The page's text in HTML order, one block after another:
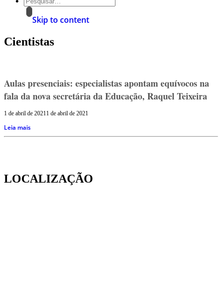
Skip to content
Cientistas
Aulas presenciais: especialistas apontam equívocos na
fala da nova secretária da Educação, Raquel Teixeira
1 de abril de 20211 de abril de 2021
Leia mais
LOCALIZAÇÃO